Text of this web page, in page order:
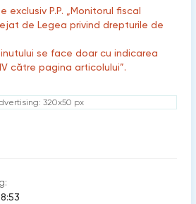
exclusiv P.P. „Monitorul fiscal
de Legea privind drepturile de
se face doar cu indicarea
către pagina articolului”.
320x50 px